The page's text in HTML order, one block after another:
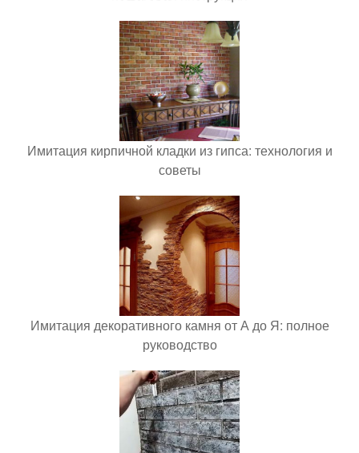
Имитация кирпичной кладки из гипса: технология и
советы
Имитация декоративного камня от А до Я: полное
руководство